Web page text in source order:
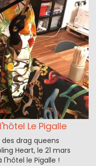
Le Pigalle
drag queens
Heart, le 21 mars
l'hôtel le Pigalle !